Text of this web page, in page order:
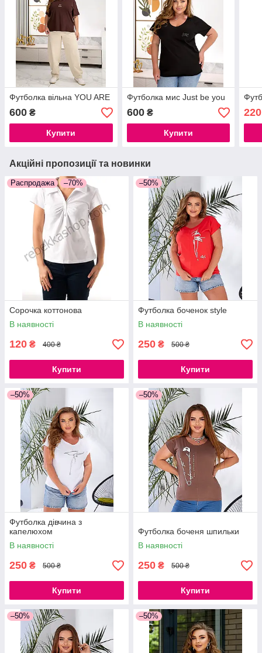
Футболка вільна YOU ARE
600 ₴
Купити
Футболка мис Just be you
600₴
Купити
220
Акційні пропозиції та новинки
Распродажа –70%
Сорочка коттонова
В наявності
120 ₴ 400 ₴
Купити
–50%
Футболка боченок style
В наявності
250 ₴ 500 ₴
Купити
–50%
Футболка дівчина з
капелюхом
В наявності
250 ₴ 500 ₴
Купити
–50%
Футболка боченя шпильки
В наявності
250 ₴ 500 ₴
Купити
–50% –50%